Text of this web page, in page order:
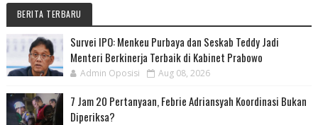
BERITA TERBARU
Survei IPO: Menkeu Purbaya dan Seskab Teddy Jadi
Menteri Berkinerja Terbaik di Kabinet Prabowo
Admin Oposisi Aug 08, 2026
7 Jam 20 Pertanyaan, Febrie Adriansyah Koordinasi Bukan
Diperiksa?